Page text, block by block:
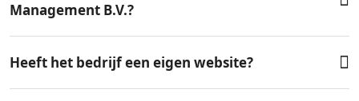
Management B.V.?
Heeft het bedrijf een eigen website?